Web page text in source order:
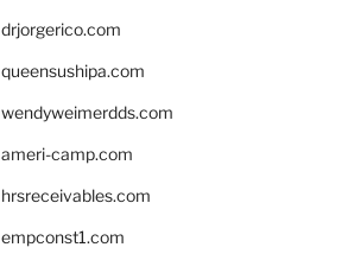
drjorgerico.com
queensushipa.com
wendyweimerdds.com
ameri-camp.com
hrsreceivables.com
empconst1.com